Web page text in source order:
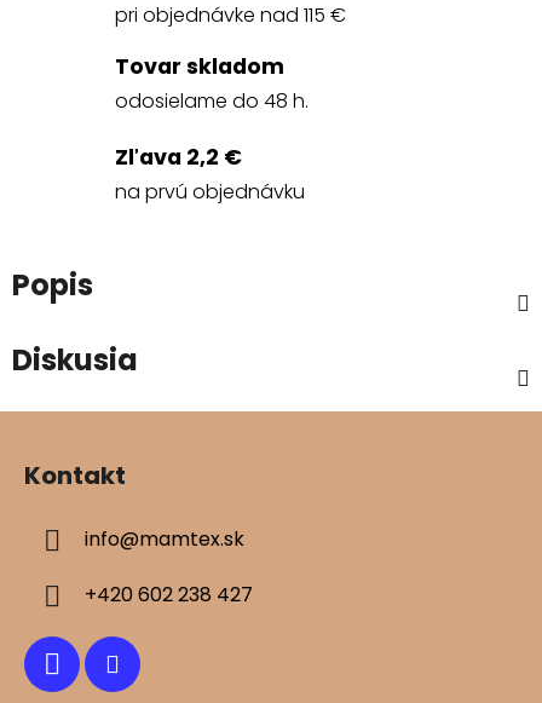
pri objednávke nad 115 €
Tovar skladom
odosielame do 48 h.
Zľava 2,2 €
na prvú objednávku
Popis
Diskusia
Kontakt
info@mamtex.sk
+420 602 238 427